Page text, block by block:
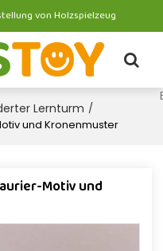
von Holzspielzeug
Lernturm /
und Kronenmuster
Motiv und